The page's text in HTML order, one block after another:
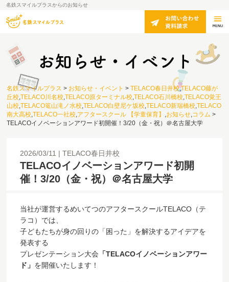
名鉄スマイルプラスからのお知らせ
名鉄スマイルプラス > お知らせ・イベント > TELACO春日井校,TELACO藤が
丘校,TELACO川名校,TELACO原ターミナル校,TELACO石川橋校,TELACO覚王
山校,TELACO篭山滝ノ水校,TELACO白壁尼ケ坂校,TELACO新瑞橋校,TELACO
南大高校,TELACO一社校,アフタースクール 【学童保育】 ,お知らせ,コラム >
TELACOイノベーションアワード初開催！3/20（金・祝）＠名古屋大学
2026/03/11 TELACO春日井校
TELACOイノベーションアワード初開
催！3/20（金・祝）＠名古屋大学
当社が運営するめいてつのアフタースクールTELACO（テ
ラコ）では、
子どもたちが身の回りの「困った」を解決するアイデアを
発表する
プレゼンテーション大会 「TELACOイノベーションアワー
ド」 を開催いたします！